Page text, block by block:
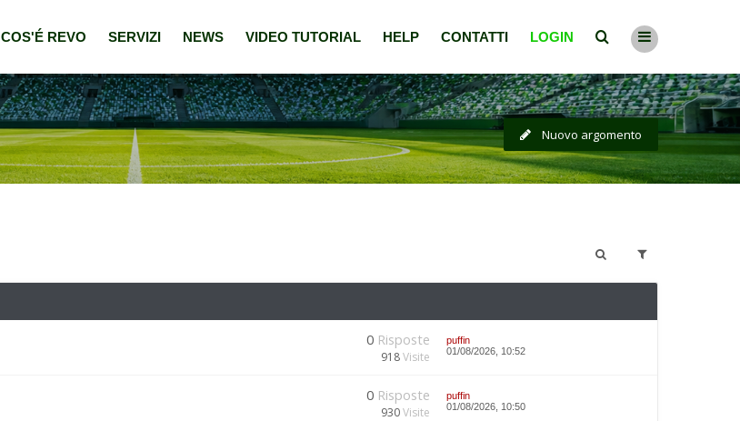
COS'É REVO SERVIZI NEWS VIDEO TUTORIAL HELP CONTATTI LOGIN
Nuovo argomento
0 Risposte
918Visite
puffin
01/08/2026, 10:52
0 Risposte
930Visite
puffin
01/08/2026, 10:50